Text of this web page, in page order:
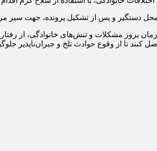
دستگیر و پس از تشکیل پرونده، جهت سیر
بروز مشکلات و تنش‌های خانوادگی، از
تا از وقوع حوادث تلخ و جبران‌ناپذیر